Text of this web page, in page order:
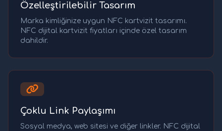
Özelleştirilebilir Tasarım
Marka kimliğinize uygun NFC kartvizit tasarımı.
NFC dijital kartvizit fiyatları içinde özel tasarım
dahildir.
Çoklu Link Paylaşımı
Sosyal medya, web sitesi ve diğer linkler. NFC dijital